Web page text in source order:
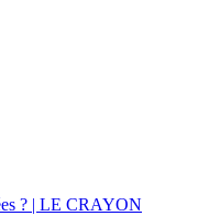
? | LE CRAYON